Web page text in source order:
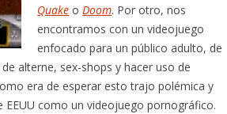
Quake oDoom. Por otro, nos
encontramos con un videojuego
enfocado para un público adulto, de
alterne, sex-shops y hacer uso de
era de esperar esto trajo polémica y
como un videojuego pornográfico.